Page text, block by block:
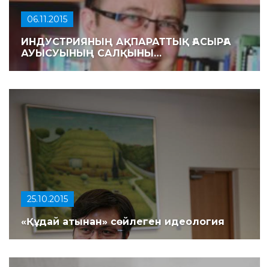
06.11.2015
ИНДУСТРИЯНЫҢ АҚПАРАТТЫҚ ҒАСЫРҒА
АУЫСУЫНЫҢ САЛҚЫНЫ…
25.10.2015
«Құдай атынан» сөйлеген идеология